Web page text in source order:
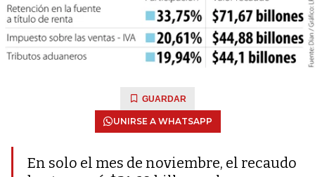
GUARDAR
UNIRSE A WHATSAPP
En solo el mes de noviembre, el recaudo